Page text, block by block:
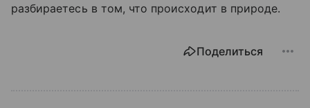
разбираетесь в том, что происходит в природе.
Поделиться